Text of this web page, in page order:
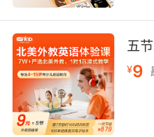
法学习：化繁为简，掌
噩梦，但初中语法有
畴。对于30多分的学生
攻克三个最核心的语法
去时和现在进行时。
法规则，而是通过大量
受。例如对比“I play
五
¥9